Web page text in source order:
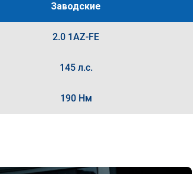
Заводские
2.0 1AZ-FE
145 л.с.
190 Нм